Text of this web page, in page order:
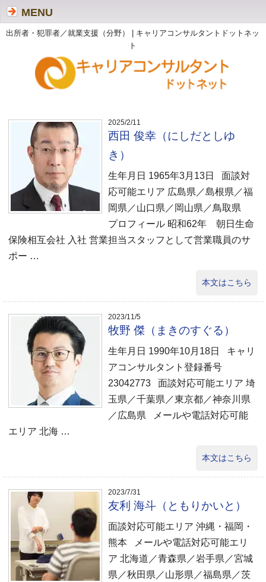
出所者・犯罪者／就業支援（分野） | キャリアコンサルタントドットネッ
ト
MENU
2025/2/11
西田 俊幸（にしだとしゆ
き）
生年月日 1965年3月13日 面談対
応可能エリア 広島県／島根県／福
岡県／山口県／岡山県／鳥取県
プロフィール 昭和62年 朝日生命
保険相互会社 入社 営業担当スタッフとして営業職員のサ
ポー …
本文はこちら
2023/11/5
牧野 傑（まきのすぐる）
生年月日 1990年10月18日 キャリ
アコンサルタント登録番号
23042773 面談対応可能エリア 埼
玉県／千葉県／東京都／神奈川県
／広島県 メールや電話対応可能
エリア 北海 …
本文はこちら
2023/7/31
友利 海斗（ともりかいと）
面談対応可能エリア 沖縄・福岡・
熊本 メールや電話対応可能エリ
ア 北海道／青森県／岩手県／宮城
県／秋田県／山形県／福島県／茨